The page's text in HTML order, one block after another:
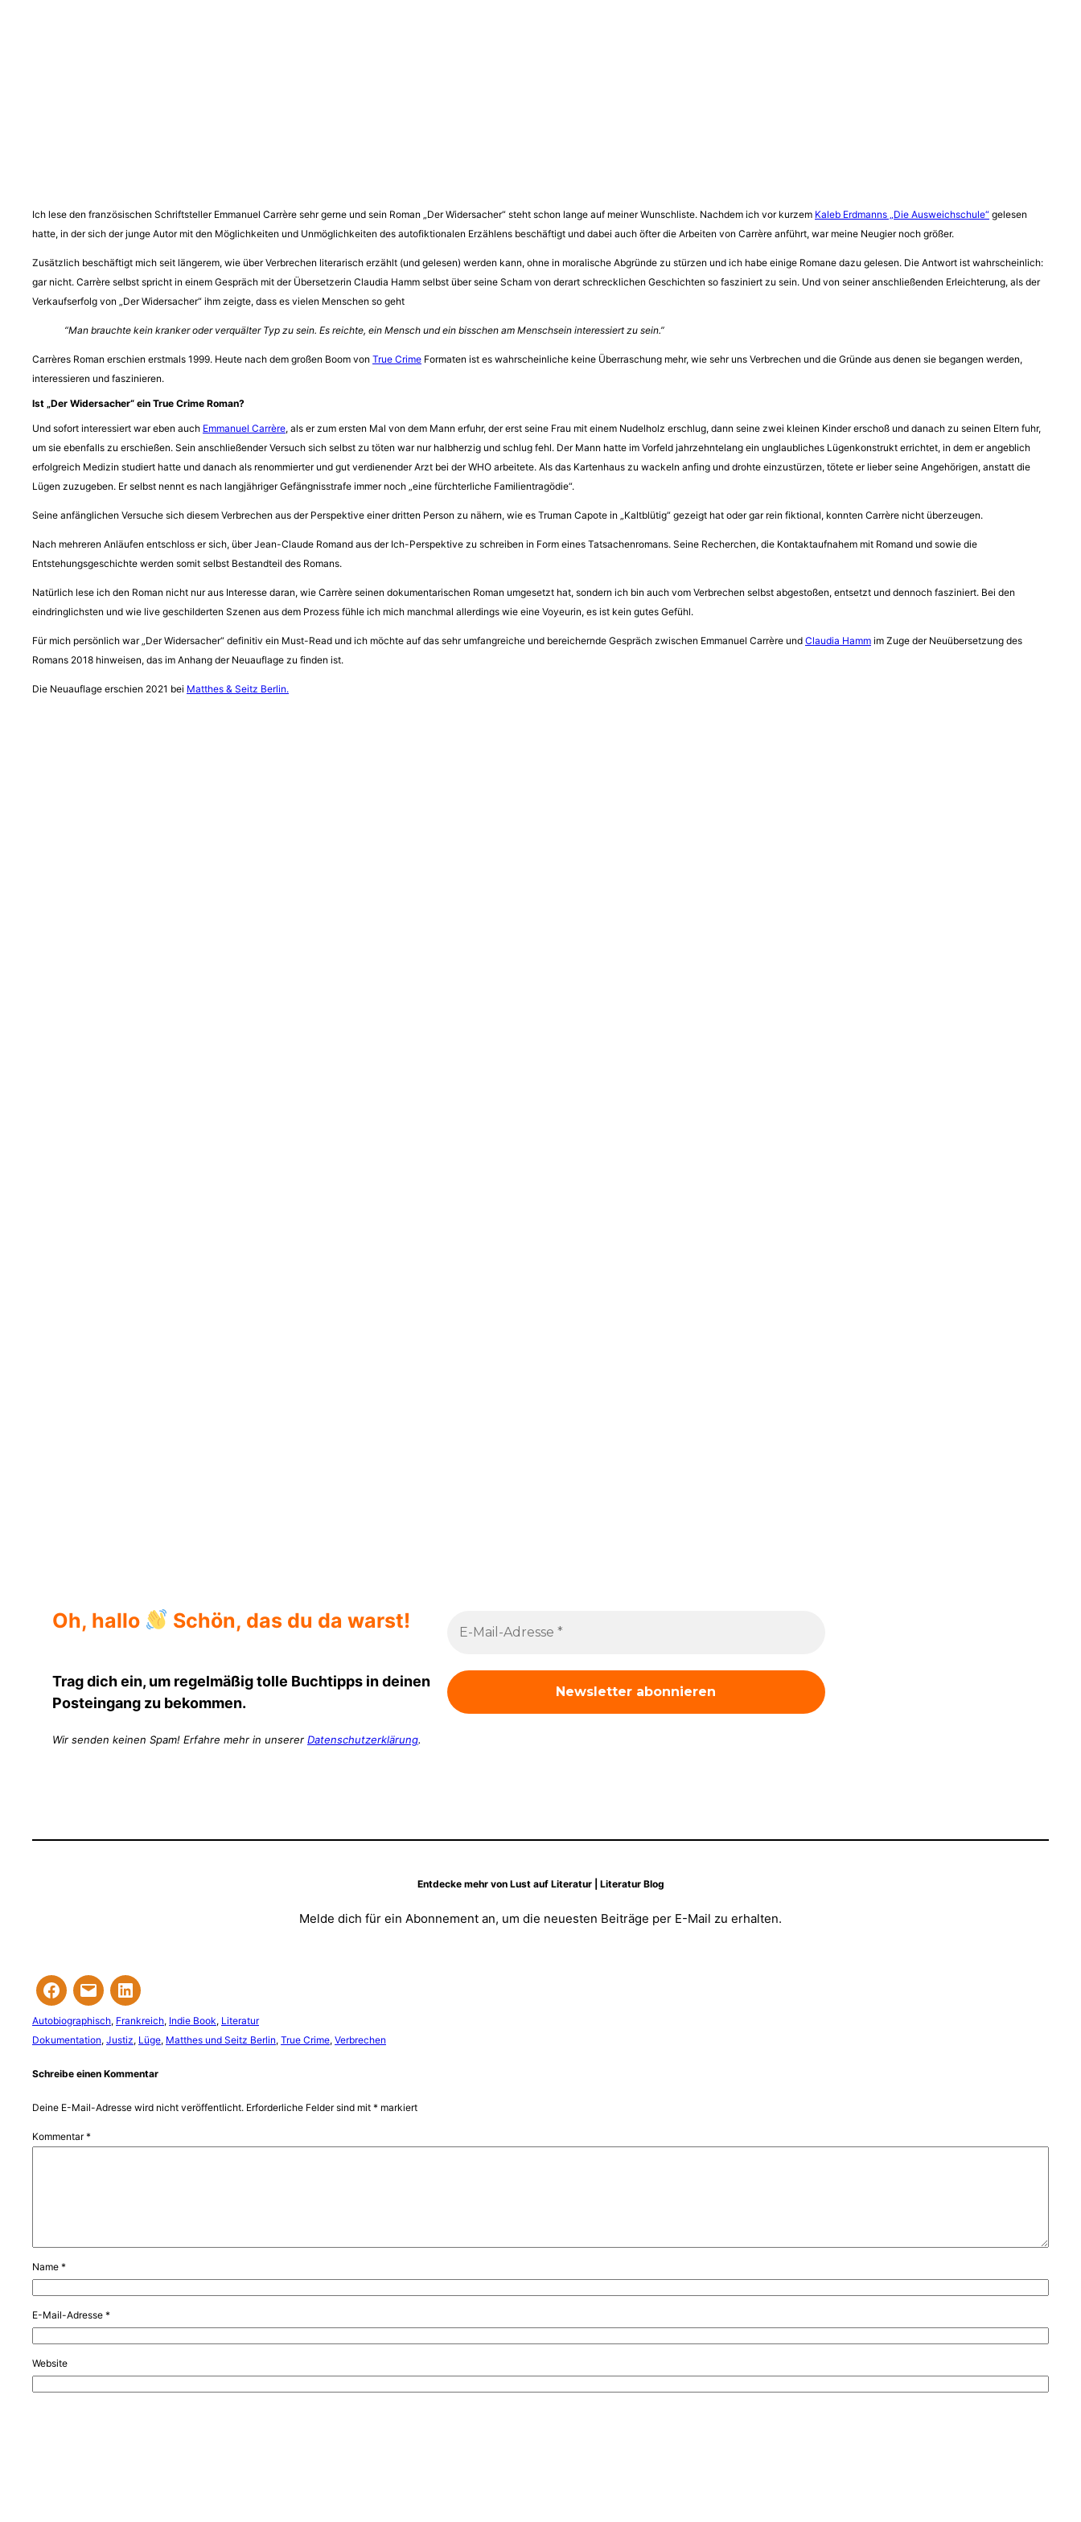
Ich lese den französischen Schriftsteller Emmanuel Carrère sehr gerne und sein Roman „Der Widersacher“ steht schon lange auf meiner Wunschliste. Nachdem ich vor kurzem Kaleb Erdmanns „Die Ausweichschule“ gelesen
hatte, in der sich der junge Autor mit den Möglichkeiten und Unmöglichkeiten des autofiktionalen Erzählens beschäftigt und dabei auch öfter die Arbeiten von Carrère anführt, war meine Neugier noch größer.
Zusätzlich beschäftigt mich seit längerem, wie über Verbrechen literarisch erzählt (und gelesen) werden kann, ohne in moralische Abgründe zu stürzen und ich habe einige Romane dazu gelesen. Die Antwort ist wahrscheinlich:
gar nicht. Carrère selbst spricht in einem Gespräch mit der Übersetzerin Claudia Hamm selbst über seine Scham von derart schrecklichen Geschichten so fasziniert zu sein. Und von seiner anschließenden Erleichterung, als der
Verkaufserfolg von „Der Widersacher“ ihm zeigte, dass es vielen Menschen so geht
“Man brauchte kein kranker oder verquälter Typ zu sein. Es reichte, ein Mensch und ein bisschen am Menschsein interessiert zu sein.”
Carrères Roman erschien erstmals 1999. Heute nach dem großen Boom von True Crime Formaten ist es wahrscheinliche keine Überraschung mehr, wie sehr uns Verbrechen und die Gründe aus denen sie begangen werden,
interessieren und faszinieren.
Ist „Der Widersacher“ ein True Crime Roman?
Und sofort interessiert war eben auch Emmanuel Carrère, als er zum ersten Mal von dem Mann erfuhr, der erst seine Frau mit einem Nudelholz erschlug, dann seine zwei kleinen Kinder erschoß und danach zu seinen Eltern fuhr,
um sie ebenfalls zu erschießen. Sein anschließender Versuch sich selbst zu töten war nur halbherzig und schlug fehl. Der Mann hatte im Vorfeld jahrzehntelang ein unglaubliches Lügenkonstrukt errichtet, in dem er angeblich
erfolgreich Medizin studiert hatte und danach als renommierter und gut verdienender Arzt bei der WHO arbeitete. Als das Kartenhaus zu wackeln anfing und drohte einzustürzen, tötete er lieber seine Angehörigen, anstatt die
Lügen zuzugeben. Er selbst nennt es nach langjähriger Gefängnisstrafe immer noch „eine fürchterliche Familientragödie“.
Seine anfänglichen Versuche sich diesem Verbrechen aus der Perspektive einer dritten Person zu nähern, wie es Truman Capote in „Kaltblütig“ gezeigt hat oder gar rein fiktional, konnten Carrère nicht überzeugen.
Nach mehreren Anläufen entschloss er sich, über Jean-Claude Romand aus der Ich-Perspektive zu schreiben in Form eines Tatsachenromans. Seine Recherchen, die Kontaktaufnahem mit Romand und sowie die
Entstehungsgeschichte werden somit selbst Bestandteil des Romans.
Natürlich lese ich den Roman nicht nur aus Interesse daran, wie Carrère seinen dokumentarischen Roman umgesetzt hat, sondern ich bin auch vom Verbrechen selbst abgestoßen, entsetzt und dennoch fasziniert. Bei den
eindringlichsten und wie live geschilderten Szenen aus dem Prozess fühle ich mich manchmal allerdings wie eine Voyeurin, es ist kein gutes Gefühl.
Für mich persönlich war „Der Widersacher“ definitiv ein Must-Read und ich möchte auf das sehr umfangreiche und bereichernde Gespräch zwischen Emmanuel Carrère und Claudia Hamm im Zuge der Neuübersetzung des
Romans 2018 hinweisen, das im Anhang der Neuauflage zu finden ist.
Die Neuauflage erschien 2021 bei Matthes & Seitz Berlin.
Oh, hallo Schön, das du da warst!
Trag dich ein, um regelmäßig tolle Buchtipps in deinen
Posteingang zu bekommen.
Wir senden keinen Spam! Erfahre mehr in unserer Datenschutzerklärung.
Entdecke mehr von Lust auf Literatur | Literatur Blog
Melde dich für ein Abonnement an, um die neuesten Beiträge per E-Mail zu erhalten.
Autobiographisch, Frankreich, Indie Book, Literatur
Dokumentation, Justiz, Lüge, Matthes und Seitz Berlin, True Crime, Verbrechen
Schreibe einen Kommentar
Deine E-Mail-Adresse wird nicht veröffentlicht. Erforderliche Felder sind mit * markiert
Kommentar*
Name *
E-Mail-Adresse *
Website